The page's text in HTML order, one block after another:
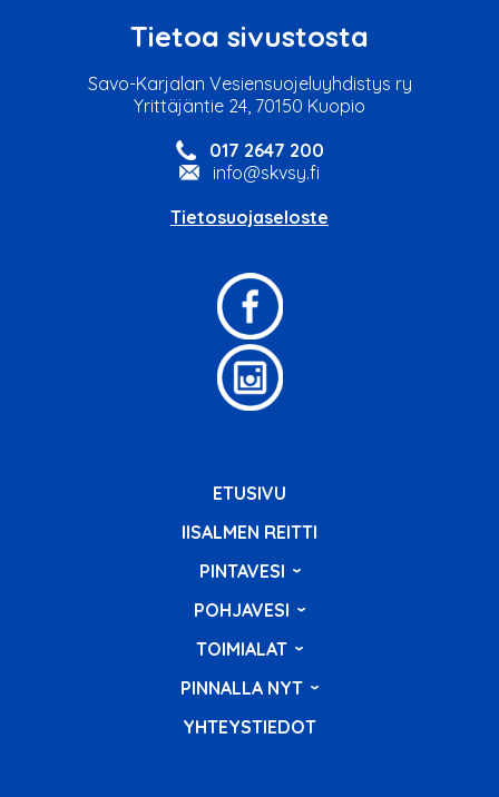
Tietoa sivustosta
Savo-Karjalan Vesiensuojeluyhdistys ry
Yrittäjäntie 24, 70150 Kuopio
017 2647 200
info@skvsy.fi
Tietosuojaseloste
ETUSIVU
IISALMEN REITTI
PINTAVESI
POHJAVESI
TOIMIALAT
PINNALLA NYT
YHTEYSTIEDOT